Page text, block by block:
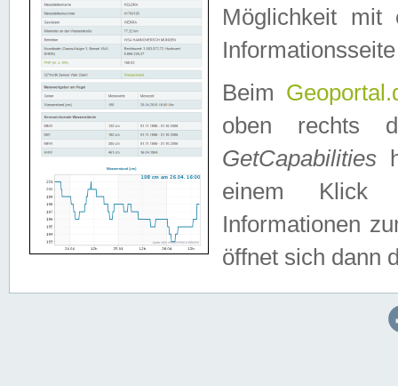
Möglichkeit mit
Beim
oben rechts
GetCapabilities
einem Klick
Informationen
öffnet sich dann